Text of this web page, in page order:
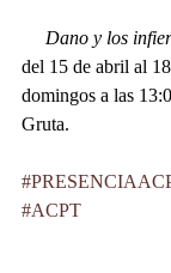
Dano y los
del 15 de abril al
domingos a las
Gruta.
#ACPT